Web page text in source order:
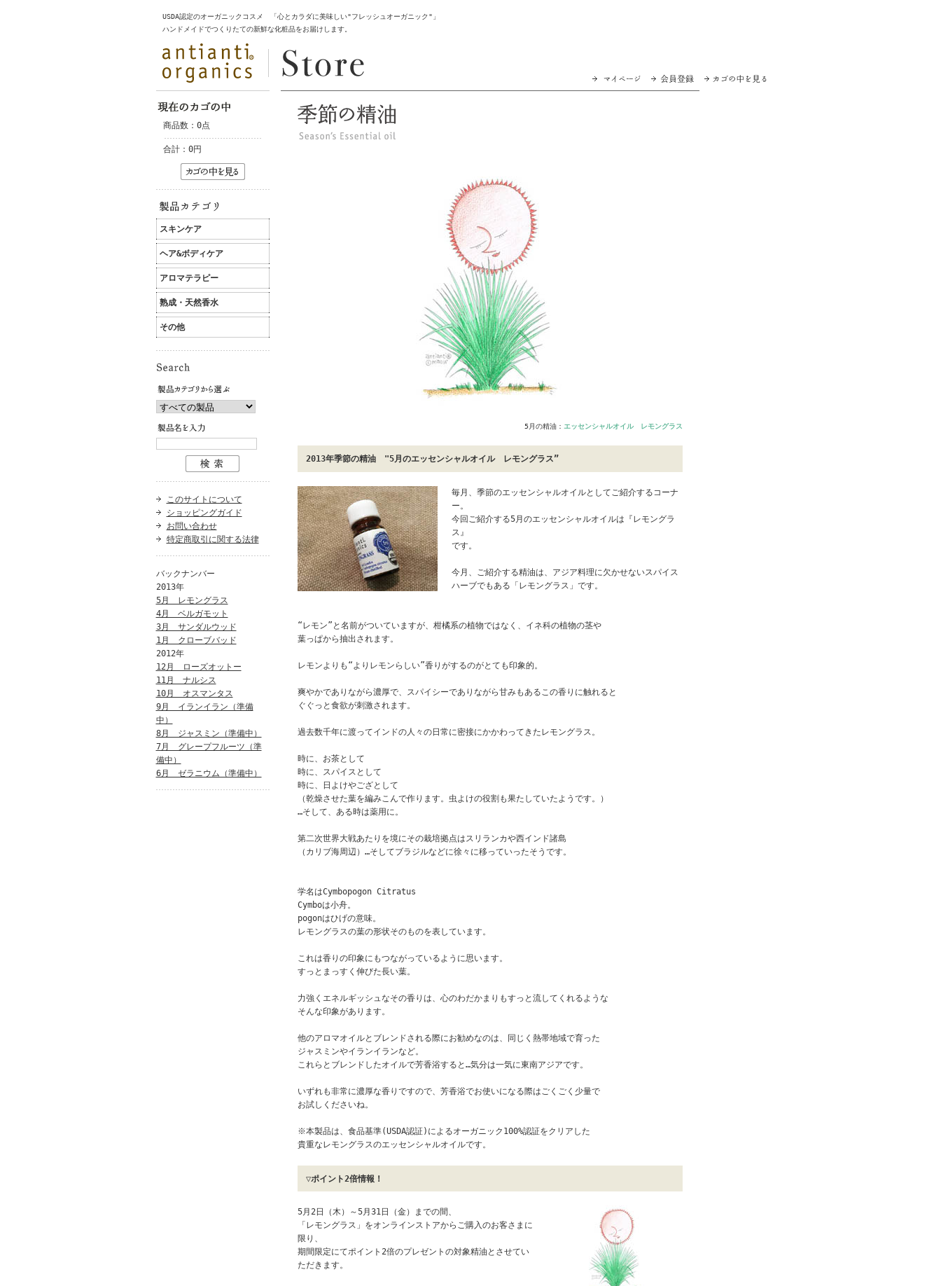
USDA認定のオーガニックコスメ 「心とカラダに美味しい"フレッシュオーガニック"」
ハンドメイドでつくりたての新鮮な化粧品をお届けします。
商品数：0点
合計： 0円
スキンケア
ヘア&ボディケア
アロマテラピー
熟成・天然香水
その他
このサイトについて
ショッピングガイド
お問い合わせ
特定商取引に関する法律
バックナンバー
2013年
5月 レモングラス
4月 ベルガモット
3月 サンダルウッド
1月 クローブバッド
2012年
12月 ローズオットー
11月 ナルシス
10月 オスマンタス
9月 イランイラン（準備
中）
8月 ジャスミン（準備中）
7月 グレープフルーツ（準
備中）
6月 ゼラニウム（準備中）
5月の精油： エッセンシャルオイル レモングラス
2013年季節の精油 "5月のエッセンシャルオイル レモングラス”
毎月、季節のエッセンシャルオイルとしてご紹介するコーナ
ー。
今回ご紹介する5月のエッセンシャルオイルは『レモングラ
ス』
です。
今月、ご紹介する精油は、アジア料理に欠かせないスパイス
ハーブでもある「レモングラス」です。
“レモン”と名前がついていますが、柑橘系の植物ではなく、イネ科の植物の茎や
葉っぱから抽出されます。
レモンよりも“よりレモンらしい”香りがするのがとても印象的。
爽やかでありながら濃厚で、スパイシーでありながら甘みもあるこの香りに触れると
ぐぐっと食欲が刺激されます。
過去数千年に渡ってインドの人々の日常に密接にかかわってきたレモングラス。
時に、お茶として
時に、スパイスとして
時に、日よけやござとして
（乾燥させた葉を編みこんで作ります。虫よけの役割も果たしていたようです。）
…そして、ある時は薬用に。
第二次世界大戦あたりを境にその栽培拠点はスリランカや西インド諸島
（カリブ海周辺）…そしてブラジルなどに徐々に移っていったそうです。
学名はCymbopogon Citratus
Cymboは小舟。
pogonはひげの意味。
レモングラスの葉の形状そのものを表しています。
これは香りの印象にもつながっているように思います。
すっとまっすく伸びた長い葉。
力強くエネルギッシュなその香りは、心のわだかまりもすっと流してくれるような
そんな印象があります。
他のアロマオイルとブレンドされる際にお勧めなのは、同じく熱帯地域で育った
ジャスミンやイランイランなど。
これらとブレンドしたオイルで芳香浴すると…気分は一気に東南アジアです。
いずれも非常に濃厚な香りですので、芳香浴でお使いになる際はごくごく少量で
お試しくださいね。
※本製品は、食品基準(USDA認証)によるオーガニック100%認証をクリアした
貴重なレモングラスのエッセンシャルオイルです。
▽ポイント2倍情報！
5月2日（木）～5月31日（金）までの間、
「レモングラス」をオンラインストアからご購入のお客さまに
限り、
期間限定にてポイント2倍のプレゼントの対象精油とさせてい
ただきます。